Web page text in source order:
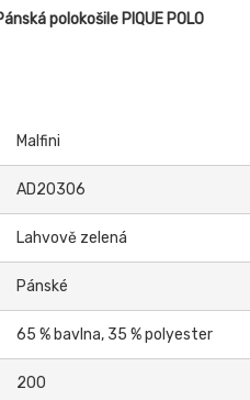
polokošile PIQUE POLO
Malfini
AD20306
Lahvově zelená
Pánské
65 % bavlna, 35 % polyester
200